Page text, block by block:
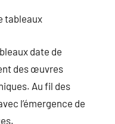
tableaux
date de
des œuvres
Au fil des
l’émergence de